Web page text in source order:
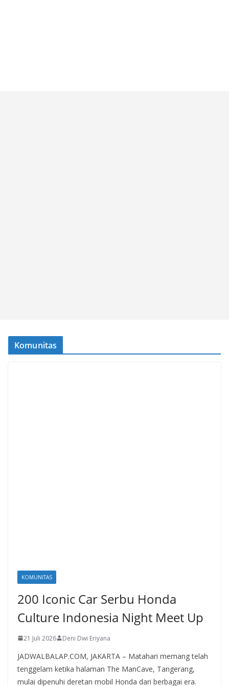
Komunitas
KOMUNITAS
200 Iconic Car Serbu Honda
Culture Indonesia Night Meet Up
21 Juli 2026 Deni Dwi Eriyana
JADWALBALAP.COM, JAKARTA – Matahari memang telah
tenggelam ketika halaman The ManCave, Tangerang,
mulai dipenuhi deretan mobil Honda dari berbagai era.